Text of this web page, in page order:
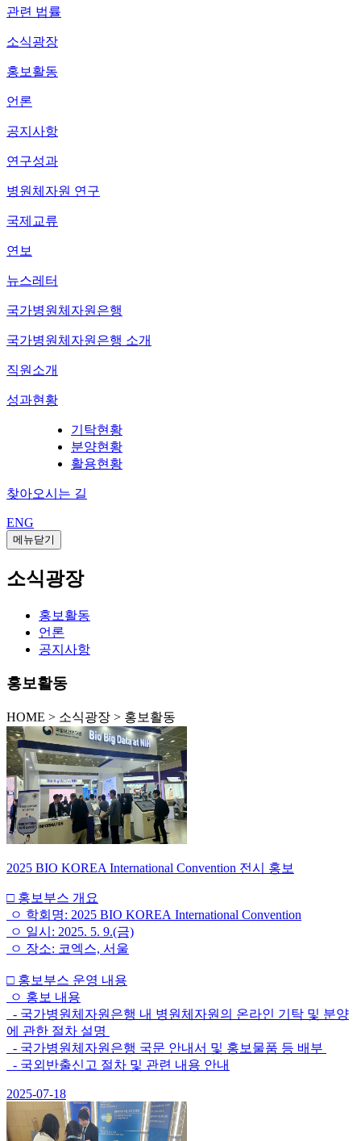
관련 법률
소식광장
홍보활동
언론
공지사항
연구성과
병원체자원 연구
국제교류
연보
뉴스레터
국가병원체자원은행
국가병원체자원은행 소개
직원소개
성과현황
기탁현황
분양현황
활용현황
찾아오시는 길
ENG
메뉴닫기
소식광장
홍보활동
언론
공지사항
홍보활동
HOME > 소식광장 > 홍보활동
2025 BIO KOREA International Convention 전시 홍보
□ 홍보부스 개요
ㅇ 학회명: 2025 BIO KOREA International Convention
ㅇ 일시: 2025. 5. 9.(금)
ㅇ 장소: 코엑스, 서울
□ 홍보부스 운영 내용
ㅇ 홍보 내용
- 국가병원체자원은행 내 병원체자원의 온라인 기탁 및 분양
에 관한 절차 설명
- 국가병원체자원은행 국문 안내서 및 홍보물품 등 배부
- 국외반출신고 절차 및 관련 내용 안내
2025-07-18